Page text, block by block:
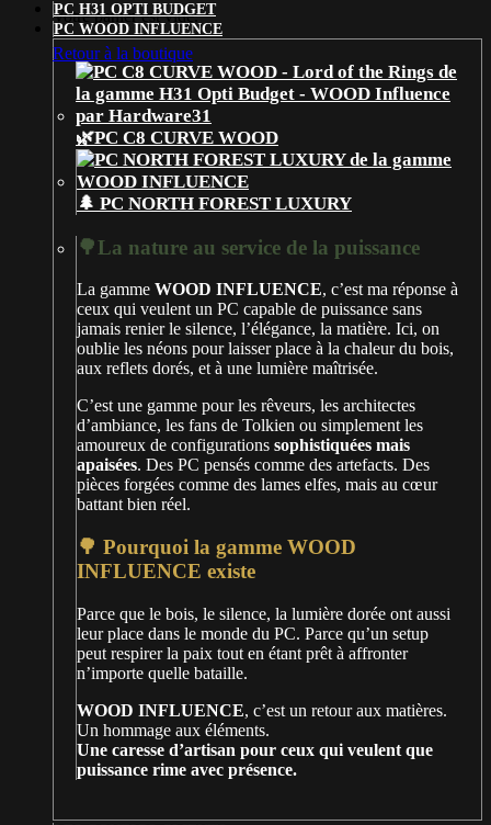
Votre panier est vide.
Retour à la boutique
PC H31 OPTI BUDGET
PC WOOD INFLUENCE
🌿PC C8 CURVE WOOD
🌲 PC NORTH FOREST LUXURY
🌳La nature au service de la puissance
La gamme WOOD INFLUENCE, c’est ma réponse à
ceux qui veulent un PC capable de puissance sans
jamais renier le silence, l’élégance, la matière. Ici, on
oublie les néons pour laisser place à la chaleur du bois,
aux reflets dorés, et à une lumière maîtrisée.
C’est une gamme pour les rêveurs, les architectes
d’ambiance, les fans de Tolkien ou simplement les
amoureux de configurations sophistiquées mais
apaisées. Des PC pensés comme des artefacts. Des
pièces forgées comme des lames elfes, mais au cœur
battant bien réel.
🌳 Pourquoi la gamme WOOD
INFLUENCE existe
Parce que le bois, le silence, la lumière dorée ont aussi
leur place dans le monde du PC. Parce qu’un setup
peut respirer la paix tout en étant prêt à affronter
n’importe quelle bataille.
WOOD INFLUENCE, c’est un retour aux matières.
Un hommage aux éléments.
Une caresse d’artisan pour ceux qui veulent que
puissance rime avec présence.